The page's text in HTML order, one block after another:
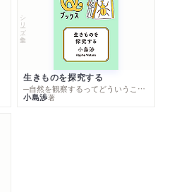
シリーズ・全集
生きものを探究する
─自然を観察するってどういうこと？
小島渉著